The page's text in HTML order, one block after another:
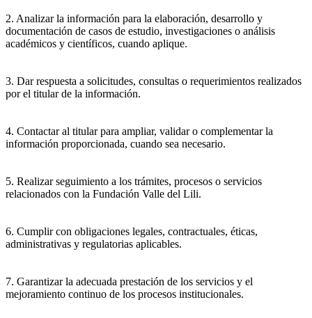
2. Analizar la información para la elaboración, desarrollo y
documentación de casos de estudio, investigaciones o análisis
académicos y científicos, cuando aplique.
3. Dar respuesta a solicitudes, consultas o requerimientos realizados
por el titular de la información.
4. Contactar al titular para ampliar, validar o complementar la
información proporcionada, cuando sea necesario.
5. Realizar seguimiento a los trámites, procesos o servicios
relacionados con la Fundación Valle del Lili.
6. Cumplir con obligaciones legales, contractuales, éticas,
administrativas y regulatorias aplicables.
7. Garantizar la adecuada prestación de los servicios y el
mejoramiento continuo de los procesos institucionales.